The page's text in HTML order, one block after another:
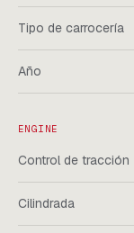
Tipo de carrocería
Año
ENGINE
Control de tracción
Cilindrada